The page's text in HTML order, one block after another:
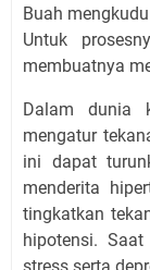
Buah
Untuk
membuatnya
Dalam dunia
mengatur
ini dapat
menderita
tingkatkan
hipotensi.